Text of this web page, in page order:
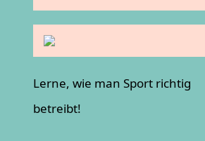
Lerne, wie man Sport richtig
betreibt!